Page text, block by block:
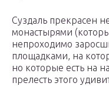
Суздаль прекрасен
монастырями
непроходимо
площадками, на
но которые есть на
прелесть этого